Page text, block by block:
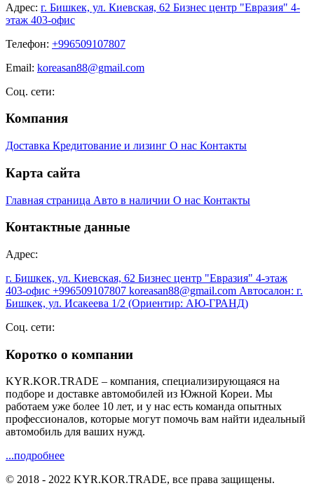
Адрес: г. Бишкек, ул. Киевская, 62 Бизнес центр "Евразия" 4-
этаж 403-офис
Телефон: +996509107807
Email: koreasan88@gmail.com
Соц. сети:
Компания
Доставка Кредитование и лизинг О нас Контакты
Карта сайта
Главная страница Авто в наличии О нас Контакты
Контактные данные
Адрес:
г. Бишкек, ул. Киевская, 62 Бизнес центр "Евразия" 4-этаж
403-офис +996509107807 koreasan88@gmail.com Автосалон: г.
Бишкек, ул. Исакеева 1/2 (Ориентир: АЮ-ГРАНД)
Соц. сети:
Коротко о компании
KYR.KOR.TRADE – компания, специализирующаяся на
подборе и доставке автомобилей из Южной Кореи. Мы
работаем уже более 10 лет, и у нас есть команда опытных
профессионалов, которые могут помочь вам найти идеальный
автомобиль для ваших нужд.
...подробнее
© 2018 - 2022 KYR.KOR.TRADE, все права защищены.